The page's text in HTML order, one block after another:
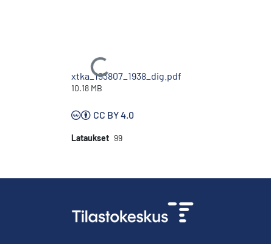
Ladataan...
xtka_193807_1938_dig.pdf
10.18 MB
CC BY 4.0
Lataukset 99